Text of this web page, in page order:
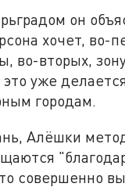
он
хочет, во-
во-вторых,
уже
городам.
Алёшки
совершенно